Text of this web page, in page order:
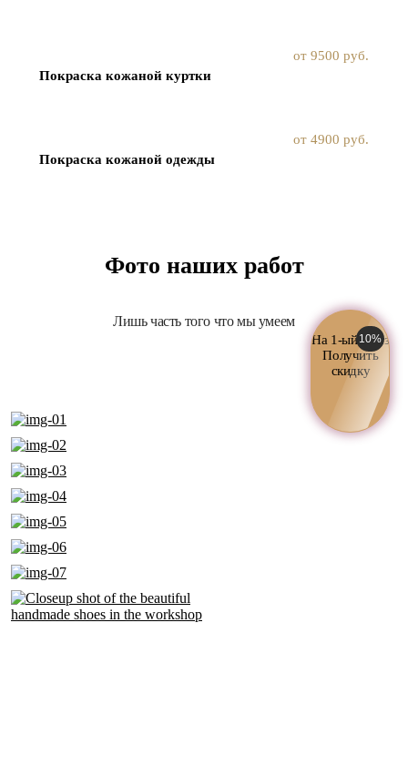
Покраска кожаной куртки
от 9500 руб.
Покраска кожаной одежды
от 4900 руб.
Фото наших работ
Лишь часть того что мы умеем
10%
На 1-ый заказ
Получить
скидку